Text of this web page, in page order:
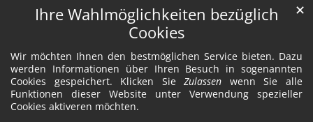
Ihre Wahlmöglichkeiten bezüglich
Cookies
Wir möchten Ihnen den bestmöglichen Service bieten. Dazu
werden Informationen über Ihren Besuch in sogenannten
Cookies gespeichert. Klicken SieZulassen wenn Sie alle
Funktionen dieser Website unter Verwendung spezieller
Cookies aktiveren möchten.
✕